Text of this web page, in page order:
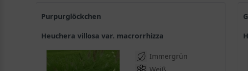
Purpurglöckchen
Heuchera villosa var. macrorrhizza
Immergrün